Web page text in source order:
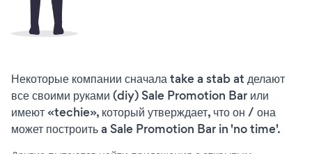
Некоторые компании сначала take a stab at делают
все своими руками (diy) Sale Promotion Bar или
имеют «techie», который утверждает, что он / она
может построить a Sale Promotion Bar in 'no time'.